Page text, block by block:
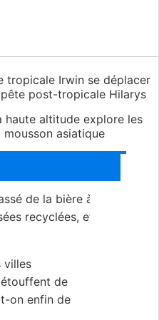
tropicale Irwin se déplacer
post-tropicale Hilarys
haute altitude explore les
asiatique
de la bière à
recyclées, et
villes
de
on enfin de